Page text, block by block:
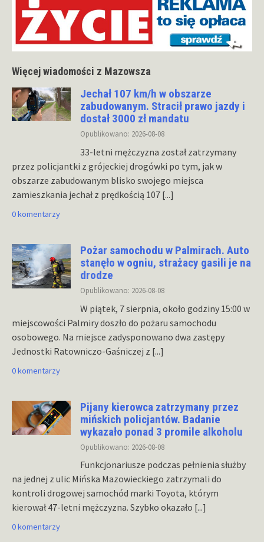
Więcej wiadomości z Mazowsza
Jechał 107 km/h w obszarze
zabudowanym. Stracił prawo jazdy i
dostał 3000 zł mandatu
Opublikowano: 2026-08-08
33-letni mężczyzna został zatrzymany
przez policjantki z grójeckiej drogówki po tym, jak w
obszarze zabudowanym blisko swojego miejsca
zamieszkania jechał z prędkością 107 [...]
0 komentarzy
Pożar samochodu w Palmirach. Auto
stanęło w ogniu, strażacy gasili je na
drodze
Opublikowano: 2026-08-08
W piątek, 7 sierpnia, około godziny 15:00 w
miejscowości Palmiry doszło do pożaru samochodu
osobowego. Na miejsce zadysponowano dwa zastępy
Jednostki Ratowniczo-Gaśniczej z [...]
0 komentarzy
Pijany kierowca zatrzymany przez
mińskich policjantów. Badanie
wykazało ponad 3 promile alkoholu
Opublikowano: 2026-08-08
Funkcjonariusze podczas pełnienia służby
na jednej z ulic Mińska Mazowieckiego zatrzymali do
kontroli drogowej samochód marki Toyota, którym
kierował 47-letni mężczyzna. Szybko okazało [...]
0 komentarzy